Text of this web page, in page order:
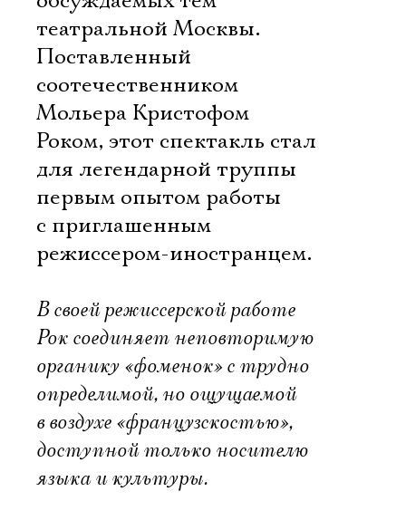
театральной Москвы.
Поставленный
соотечественником
Мольера Кристофом
Роком, этот спектакль стал
для легендарной труппы
первым опытом работы
с приглашенным
режиссером-иностранцем.
В своей режиссерской работе
Рок соединяет неповторимую
органику «фоменок» с трудно
определимой, но ощущаемой
в воздухе «французскостью»,
доступной только носителю
языка и культуры.